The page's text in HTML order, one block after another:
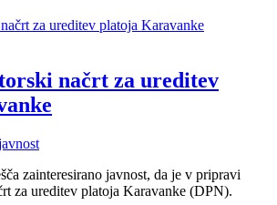
načrt za ureditev
zainteresirano javnost, da je v pripravi
za ureditev platoja Karavanke (DPN).